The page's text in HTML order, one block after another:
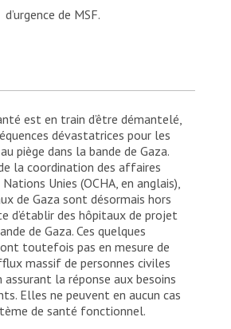
d’urgence de MSF.
est en train d’être démantelé,
dévastatrices pour les
piège dans la bande de Gaza.
la coordination des affaires
Unies (OCHA, en anglais),
de Gaza sont désormais hors
d’établir des hôpitaux de projet
de Gaza. Ces quelques
toutefois pas en mesure de
massif de personnes civiles
la réponse aux besoins
Elles ne peuvent en aucun cas
de santé fonctionnel.